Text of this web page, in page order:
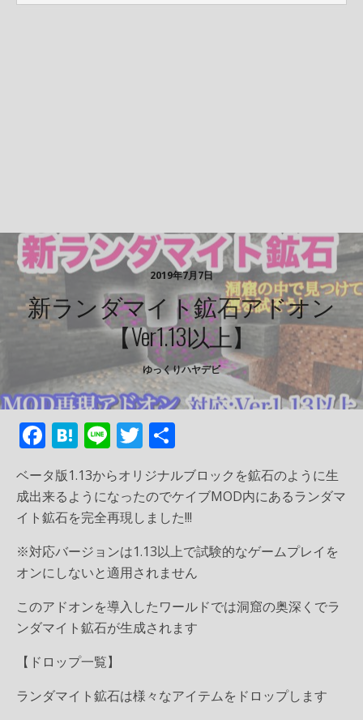
2019年7月7日
新ランダマイト鉱石アドオン
【Ver1.13以上】
ゆっくりハヤデビ
F
ac
e
b
o
o
H
at
e
n
a
Li
n
e
T
w
itt
er
有
ベータ版1.13からオリジナルブロックを鉱石のように生
成出来るようになったのでケイブMOD内にあるランダマ
イト鉱石を完全再現しました!!!
※対応バージョンは1.13以上で試験的なゲームプレイを
オンにしないと適用されません
このアドオンを導入したワールドでは洞窟の奥深くでラ
ンダマイト鉱石が生成されます
【ドロップ一覧】
ランダマイト鉱石は様々なアイテムをドロップします